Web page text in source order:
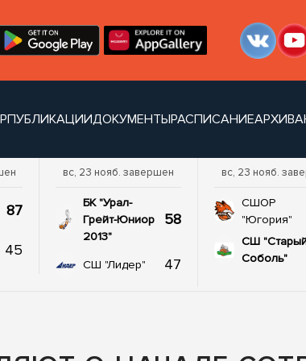
ПУБЛИКАЦИИДОКУМЕНТЫРАСПИСАНИЕАРХИВ
87
45
вс, 23 нояб. завершен
БК "Урал-
Грейт-Юниор
2013"
58
СШ "Лидер" 47
вс, 23 нояб.
СШОР
"Югория"
СШ
Соболь"